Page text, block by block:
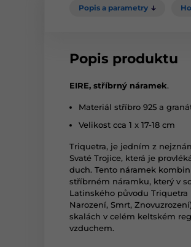
Popis a parametry
Popis produktu
EIRE, stříbrný náramek.
Materiál stříbro 925 a
Velikost cca 1 x 17-18 cm
Triquetra, je jedním z
Svaté Trojice, která je
duch. Tento náramek
stříbrném náramku, který v
Latinského původu
Narození, Smrt,
skalách v celém keltském
vzduchem.